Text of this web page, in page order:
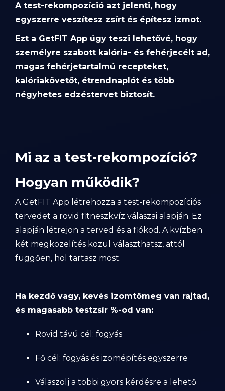
A test-rekompozíció azt jelenti, hogy
egyszerre veszítesz zsírt és építesz izmot.
Ezt a GetFIT App úgy teszi lehetővé, hogy
személyre szabott kalória- és fehérjecélt ad,
magas fehérjetartalmú recepteket,
kalóriakövetőt, étrendnaplót és több
négyhetes edzéstervet biztosít.
Mi az a test-rekompozíció?
Hogyan működik?
A GetFIT App létrehozza a test-rekompozíciós
tervedet a rövid fitneszkvíz válaszai alapján. Ez
alapján létrejön a terved és a fiókod. A kvízben
két megközelítés közül választhatsz, attól
függően, hol tartasz most.
Ha kezdő vagy, kevés izomtömeg van rajtad,
és magasabb testzsír %-od van:
Rövid távú cél: fogyás
Fő cél: fogyás és izomépítés egyszerre
Válaszolj a többi gyors kérdésre a lehető